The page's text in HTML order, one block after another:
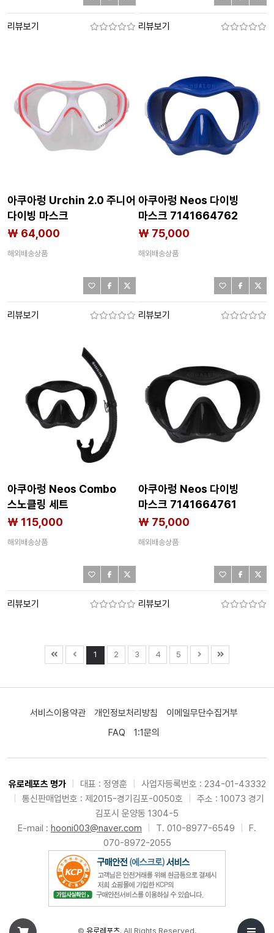
리뷰보기 리뷰보기
아쿠아렁 Urchin 2.0 주니어
다이빙 마스크
7141664775
₩ 64,000
해외배송상품
리뷰보기
아쿠아렁 Neos 다이빙
마스크 7141664762
₩ 75,000
해외배송상품
리뷰보기
아쿠아렁 Neos Combo
스노클링 세트
7141664758
₩ 115,000
해외배송상품
리뷰보기
아쿠아렁 Neos 다이빙
마스크 7141664761
₩ 75,000
해외배송상품
리뷰보기
1 2 3 4 5
서비스이용약관 개인정보처리방침
이메일무단수집거부
FAQ
1:1문의
유로레포츠 명가 대표 : 정영훈
사업자등록번호 : 234-01-43332
통신판매업번호 : 제2015-경기김포-0050호
주소 : 10073 경기
김포시 운양동 1304-5
E-mail : hooni003@naver.com T. 010-8977-6549
F.
070-8972-2055
© 유로레포츠. All Rights Reserved.